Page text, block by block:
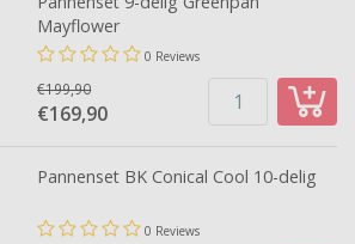
Mayflower
0 Reviews
€199,90
€169,90
Pannenset BK Conical Cool 10-delig
0 Reviews